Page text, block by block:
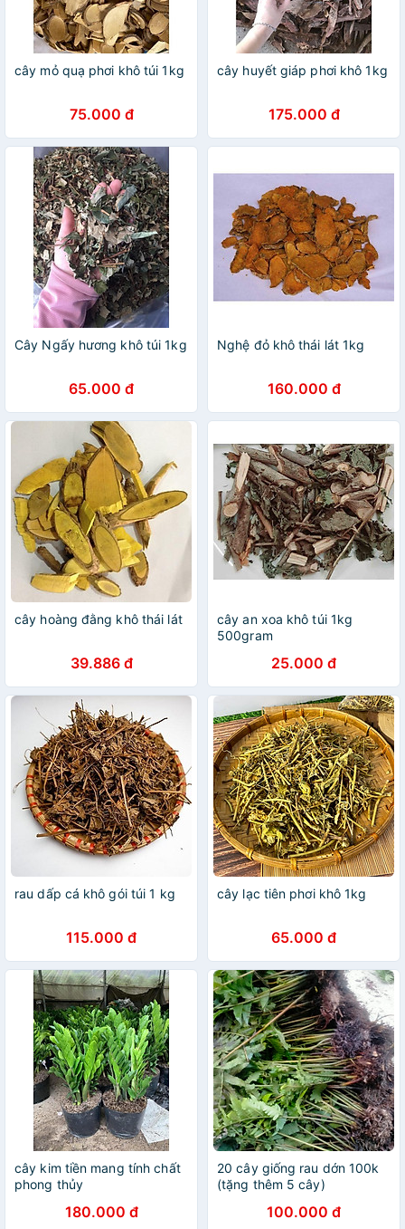
cây mỏ quạ phơi khô túi 1kg
75.000 đ
cây huyết giáp phơi khô 1kg
175.000 đ
Cây Ngấy hương khô túi 1kg
65.000 đ
Nghệ đỏ khô thái lát 1kg
160.000 đ
cây hoàng đằng khô thái lát
39.886 đ
cây an xoa khô túi 1kg
500gram
25.000 đ
rau dấp cá khô gói túi 1 kg
115.000 đ
cây lạc tiên phơi khô 1kg
65.000 đ
cây kim tiền mang tính chất
phong thủy
180.000 đ
20 cây giống rau dớn 100k
(tặng thêm 5 cây)
100.000 đ